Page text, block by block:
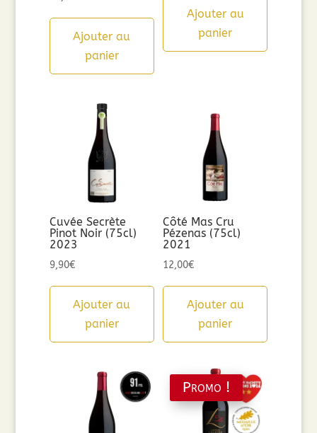
Ajouter au
panier
Ajouter au
panier
Cuvée Secrète
Pinot Noir (75cl)
2023
9,90€
Ajouter au
panier
Côté Mas Cru
Pézenas (75cl)
2021
12,00€
Ajouter au
panier
Promo !